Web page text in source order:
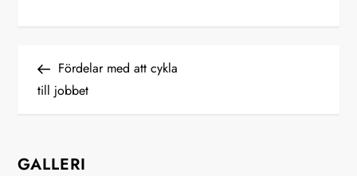
I
l
Previous
Post
Fördelar med att cykla
till jobbet
GALLERI